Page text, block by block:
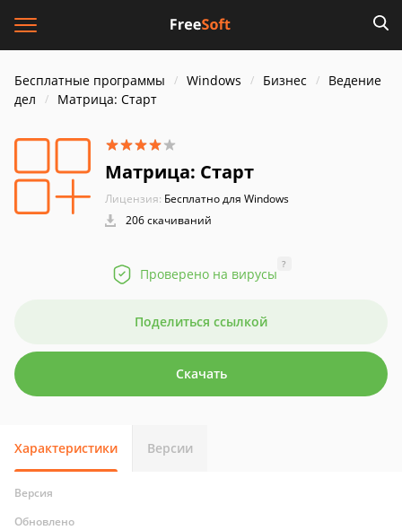
Бесплатные программы Windows Бизнес
Ведение
дел
Матрица: Старт
Матрица: Старт
Лицензия: Бесплатно для Windows
206 скачиваний
Проверено на вирусы
?
Поделиться ссылкой
Скачать
Характеристики Версии
Версия
Обновлено